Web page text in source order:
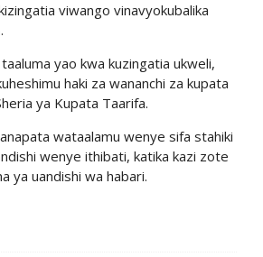
viwango vinavyokubalika
yao kwa kuzingatia ukweli,
haki za wananchi za kupata
ya Kupata Taarifa.
wataalamu wenye sifa stahiki
wenye ithibati, katika kazi zote
ya uandishi wa habari.